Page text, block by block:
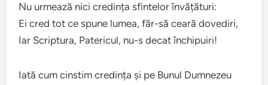
Nu urmează nici credința sfintelor învățături:
Ei cred tot ce spune lumea, făr-să ceară dovediri,
Iar Scriptura, Patericul, nu-s decat închipuiri!
Iată cum cinstim credința și pe Bunul Dumnezeu